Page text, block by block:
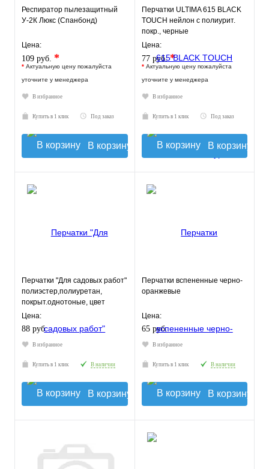
Респиратор пылезащитный
У-2К Люкс (Спанбонд)
Цена:
109 руб. *
* Актуальную цену пожалуйста
уточните у менеджера
В избранное
Купить в 1 клик Под заказ
В корзину
Перчатки ULTIMA 615 BLACK
TOUCH нейлон с полиурит.
покр., черные
Цена:
77 руб.*
* Актуальную цену пожалуйста
уточните у менеджера
В избранное
Купить в 1 клик Под заказ
В корзину
Перчатки "Для садовых работ"
полиэстер,полиуретан,
покрыт.однотоные, цвет
микс,Fiberon 8(М)
Цена:
88 руб.
В избранное
Купить в 1 клик В наличии
В корзину
Перчатки вспененные черно-
оранжевые
Цена:
65 руб.
В избранное
Купить в 1 клик В наличии
В корзину